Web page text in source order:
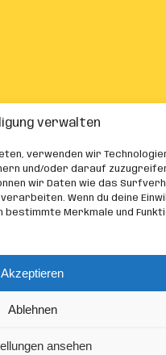
verwalten
verwenden wir
und/oder darauf
wir Daten wie das
Wenn du deine
Merkmale und
Akzeptieren
Ablehnen
ansehen